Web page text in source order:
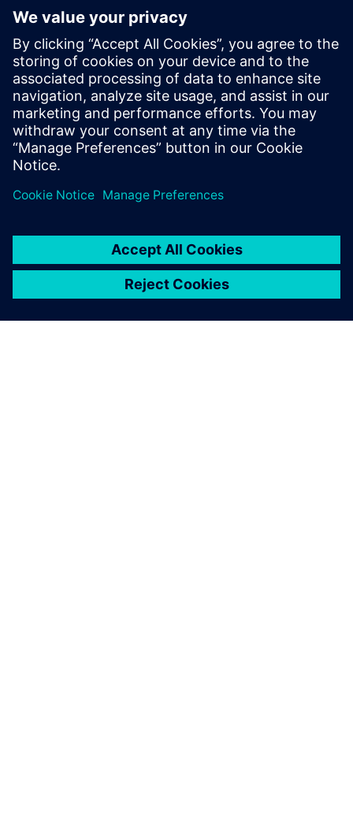
XCargo
Projektirajte logistično omrežje, načrtujte prometne
poti, izračunajte emisije in stroške cestnine ali
določite ustrezne cene prevoza — vse z enim
izdelkom: xCargo.